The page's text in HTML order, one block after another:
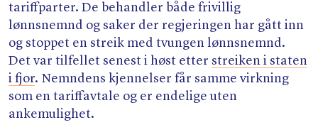
tariffparter. De behandler både frivillig
lønnsnemnd og saker der regjeringen har gått inn
og stoppet en streik med tvungen lønnsnemnd.
Det var tilfellet senest i høst etter streiken i staten
i fjor. Nemndens kjennelser får samme virkning
som en tariffavtale og er endelige uten
ankemulighet.